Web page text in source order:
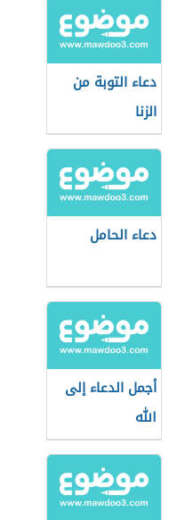
دعاء التوبة من
الزنا
دعاء الحامل
أجمل الدعاء إلى
الله